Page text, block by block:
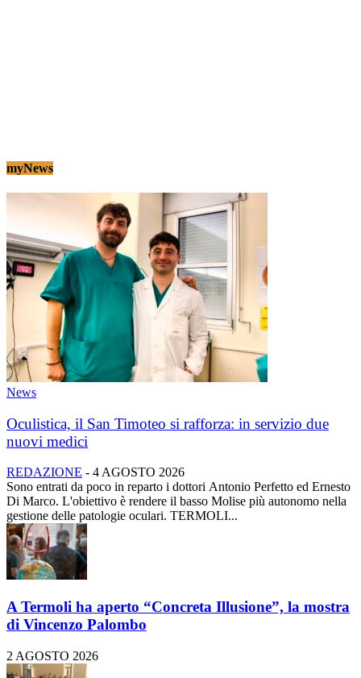
myNews
News
Oculistica, il San Timoteo si rafforza: in servizio due
nuovi medici
REDAZIONE - 4 AGOSTO 2026
Sono entrati da poco in reparto i dottori Antonio Perfetto ed Ernesto
Di Marco. L'obiettivo è rendere il basso Molise più autonomo nella
gestione delle patologie oculari. TERMOLI...
A Termoli ha aperto “Concreta Illusione”, la mostra
di Vincenzo Palombo
2 AGOSTO 2026